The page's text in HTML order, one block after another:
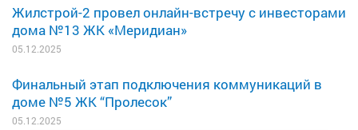
Жилстрой-2 провел онлайн-встречу с инвесторами
дома №13 ЖК «Меридиан»
05.12.2025
Финальный этап подключения коммуникаций в
доме №5 ЖК “Пролесок”
05.12.2025